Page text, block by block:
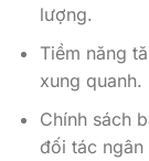
lượng.
Tiềm năng
xung quanh.
Chính sách
đối tác ngân